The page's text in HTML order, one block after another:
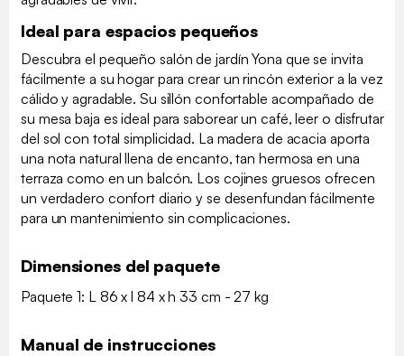
Ideal para espacios pequeños
Descubra el pequeño salón de jardín Yona que se invita
fácilmente a su hogar para crear un rincón exterior a la vez
cálido y agradable. Su sillón confortable acompañado de
su mesa baja es ideal para saborear un café, leer o disfrutar
del sol con total simplicidad. La madera de acacia aporta
una nota natural llena de encanto, tan hermosa en una
terraza como en un balcón. Los cojines gruesos ofrecen
un verdadero confort diario y se desenfundan fácilmente
para un mantenimiento sin complicaciones.
Dimensiones del paquete
Paquete 1: L 86 x l 84 x h 33 cm - 27 kg
Manual de instrucciones